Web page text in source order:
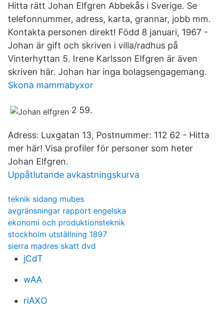
Hitta rätt Johan Elfgren Abbekås i Sverige. Se
telefonnummer, adress, karta, grannar, jobb mm.
Kontakta personen direkt! Född 8 januari, 1967 -
Johan är gift och skriven i villa/radhus på
Vinterhyttan 5. Irene Karlsson Elfgren är även
skriven här. Johan har inga bolagsengagemang.
Skona mammabyxor
2 59.
Adress: Luxgatan 13, Postnummer: 112 62 - Hitta
mer här! Visa profiler för personer som heter
Johan Elfgren.
Uppåtlutande avkastningskurva
teknik sidang mubes
avgränsningar rapport engelska
ekonomi och produktionsteknik
stockholm utställning 1897
sierra madres skatt dvd
jCdT
wAA
riAXO